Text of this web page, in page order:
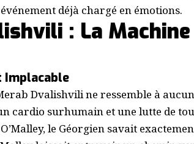
déjà chargé en émotions.
: La
Implacable
Dvalishvili ne ressemble à
cardio surhumain et une lutte de
le Géorgien savait